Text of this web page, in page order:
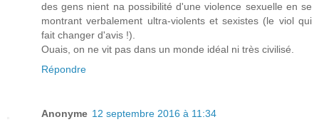
des gens nient na possibilité d'une violence sexuelle en se
montrant verbalement ultra-violents et sexistes (le viol qui
fait changer d'avis !).
Ouais, on ne vit pas dans un monde idéal ni très civilisé.
Répondre
Anonyme 12 septembre 2016 à 11:34